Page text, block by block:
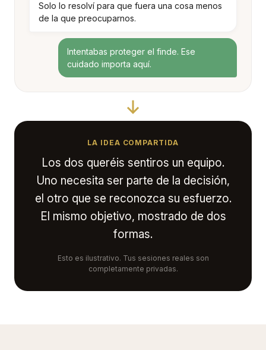
Solo lo resolví para que fuera una cosa menos
de la que preocuparnos.
Intentabas proteger el finde. Ese
cuidado importa aquí.
LA IDEA COMPARTIDA
Los dos queréis sentiros un equipo.
Uno necesita ser parte de la decisión,
el otro que se reconozca su esfuerzo.
El mismo objetivo, mostrado de dos
formas.
Esto es ilustrativo. Tus sesiones reales son
completamente privadas.